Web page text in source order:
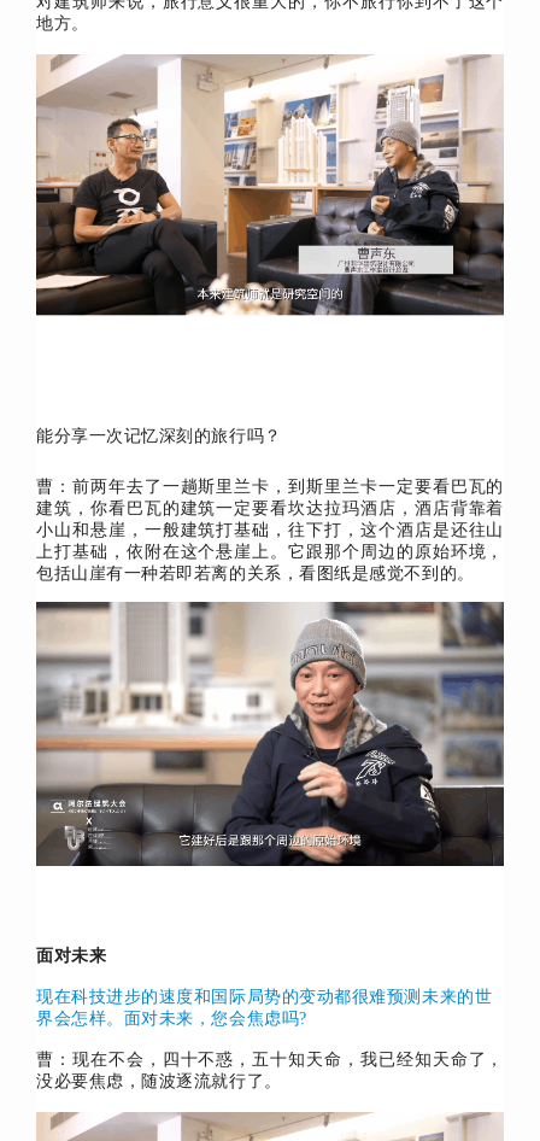
地方。
能分享一次记忆深刻的旅行吗？
曹：前两年去了一趟斯里兰卡，到斯里兰卡一定要看巴瓦的
建筑，你看巴瓦的建筑一定要看坎达拉玛酒店，酒店背靠着
小山和悬崖，一般建筑打基础，往下打，这个酒店是还往山
上打基础，依附在这个悬崖上。它跟那个周边的原始环境，
包括山崖有一种若即若离的关系，看图纸是感觉不到的。
面对未来
现在科技进步的速度和国际局势的变动都很难预测未来的世
界会怎样。 面对未来，您会焦虑吗?
曹： 现在不会，四十不惑，五十知天命，我已经知天命了，
没必要焦虑，随波逐流就行了。